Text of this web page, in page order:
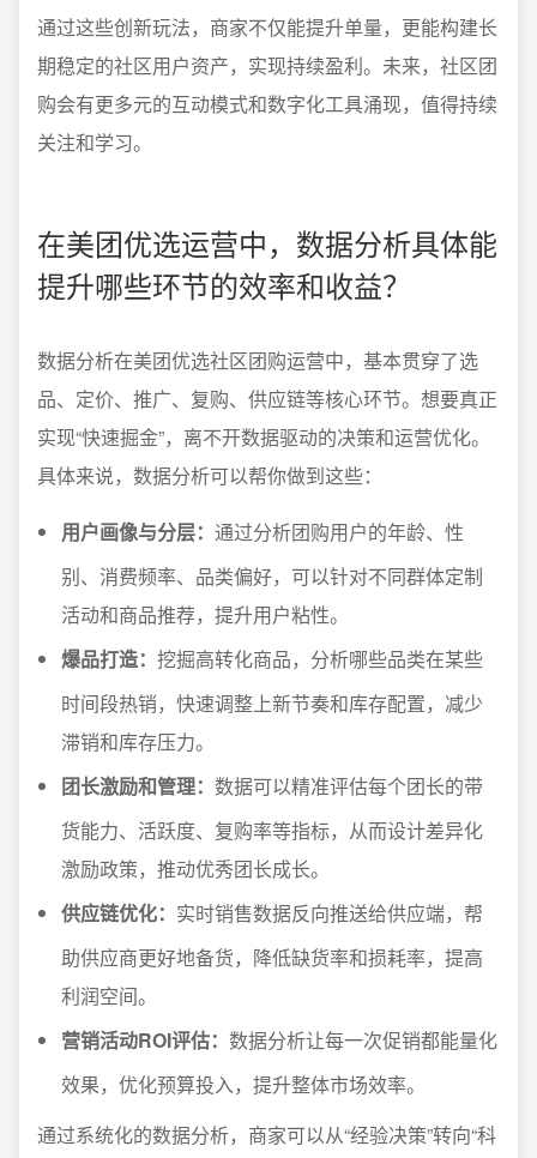
通过这些创新玩法，商家不仅能提升单量，更能构建长
期稳定的社区用户资产，实现持续盈利。未来，社区团
购会有更多元的互动模式和数字化工具涌现，值得持续
关注和学习。
在美团优选运营中，数据分析具体能
提升哪些环节的效率和收益？
数据分析在美团优选社区团购运营中，基本贯穿了选
品、定价、推广、复购、供应链等核心环节。想要真正
实现“快速掘金”，离不开数据驱动的决策和运营优化。
具体来说，数据分析可以帮你做到这些：
用户画像与分层： 通过分析团购用户的年龄、性
别、消费频率、品类偏好，可以针对不同群体定制
活动和商品推荐，提升用户粘性。
爆品打造： 挖掘高转化商品，分析哪些品类在某些
时间段热销，快速调整上新节奏和库存配置，减少
滞销和库存压力。
团长激励和管理： 数据可以精准评估每个团长的带
货能力、活跃度、复购率等指标，从而设计差异化
激励政策，推动优秀团长成长。
供应链优化： 实时销售数据反向推送给供应端，帮
助供应商更好地备货，降低缺货率和损耗率，提高
利润空间。
营销活动ROI评估： 数据分析让每一次促销都能量化
效果，优化预算投入，提升整体市场效率。
通过系统化的数据分析，商家可以从“经验决策”转向“科